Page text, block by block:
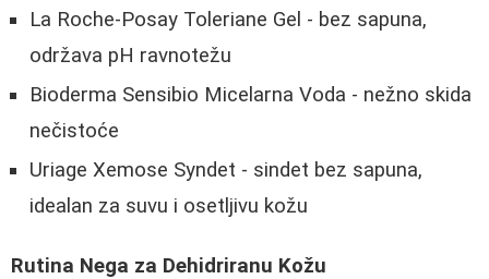
La Roche-Posay Toleriane Gel - bez sapuna,
održava pH ravnotežu
Bioderma Sensibio Micelarna Voda - nežno skida
nečistoće
Uriage Xemose Syndet - sindet bez sapuna,
idealan za suvu i osetljivu kožu
Rutina Nega za Dehidriranu Kožu